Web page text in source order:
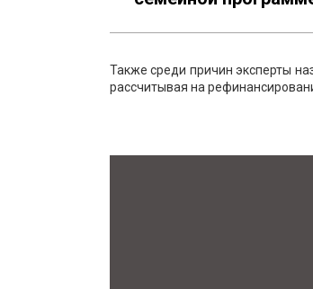
Также среди причин эксперты
рассчитывая на